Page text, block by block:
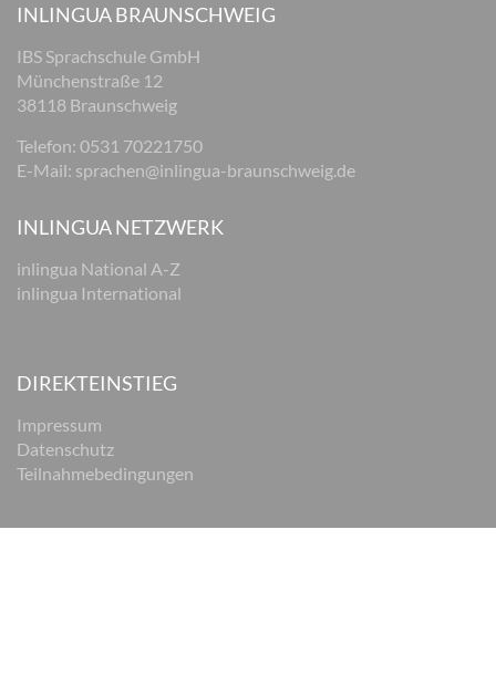
INLINGUA BRAUNSCHWEIG
IBS Sprachschule GmbH
Münchenstraße 12
38118 Braunschweig
Telefon: 0531 70221750
E-Mail: sprachen@inlingua-braunschweig.de
INLINGUA NETZWERK
inlingua National A-Z
inlingua International
DIREKTEINSTIEG
Impressum
Datenschutz
Teilnahmebedingungen